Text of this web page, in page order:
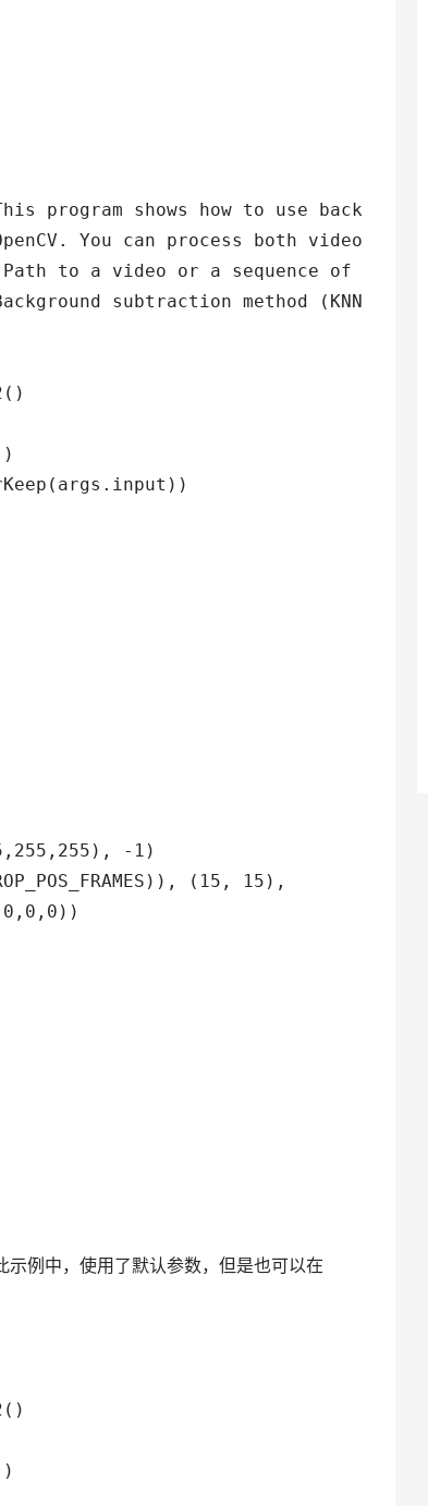
program shows how to use
You can process both videos and
to a video or a sequence of
subtraction method (KNN,
-1)
(15, 15),
示例中，使用了默认参数，但是也可以在